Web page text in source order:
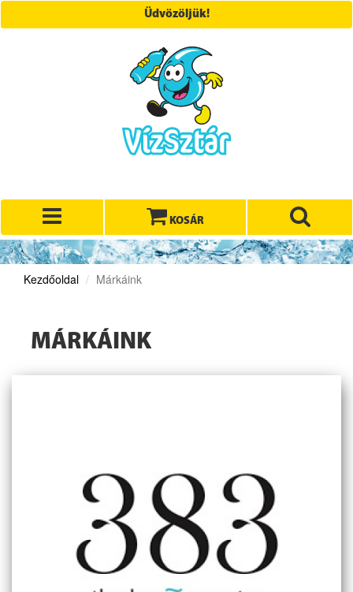
Üdvözöljük!
KOSÁR
Kezdőoldal Márkáink
MÁRKÁINK